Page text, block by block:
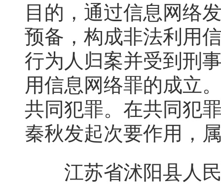
目的，通过信息网络
预备，构成非法利用
行为人归案并受到刑
用信息网络罪的成立
共同犯罪。在共同犯
秦秋发起次要作用，
江苏省沭阳县人民